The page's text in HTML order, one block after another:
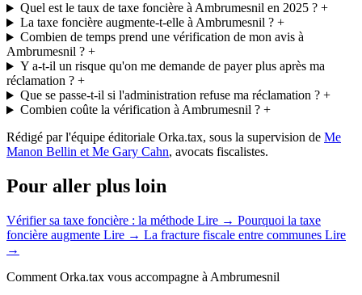
Quel est le taux de taxe foncière à Ambrumesnil en 2025 ?+
La taxe foncière augmente-t-elle à Ambrumesnil ?+
Combien de temps prend une vérification de mon avis à
Ambrumesnil ? +
Y a-t-il un risque qu'on me demande de payer plus après ma
réclamation ? +
Que se passe-t-il si l'administration refuse ma réclamation ?+
Combien coûte la vérification à Ambrumesnil ?+
Rédigé par l'équipe éditoriale Orka.tax, sous la supervision de Me
Manon Bellin et Me Gary Cahn, avocats fiscalistes.
Pour aller plus loin
Vérifier sa taxe foncière : la méthode Lire → Pourquoi la taxe
foncière augmente Lire → La fracture fiscale entre communes Lire
→
Comment Orka.tax vous accompagne à Ambrumesnil